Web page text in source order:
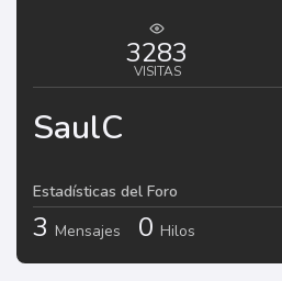
3283
VISITAS
SaulC
Estadísticas del Foro
3 Mensajes 0 Hilos